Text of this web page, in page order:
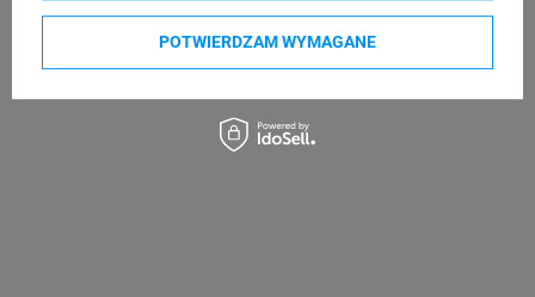
Kupowane razem
POTWIERDZAM WYMAGANE